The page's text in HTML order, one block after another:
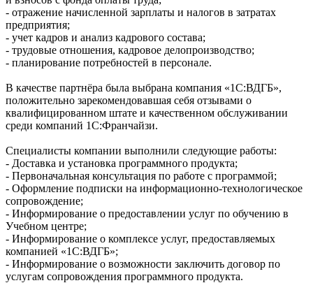
- отражение начисленной зарплаты и налогов в затратах
предприятия;
- учет кадров и анализ кадрового состава;
- трудовые отношения, кадровое делопроизводство;
- планирование потребностей в персонале.
В качестве партнёра была выбрана компания «1С:ВДГБ»,
положительно зарекомендовавшая себя отзывами о
квалифицированном штате и качественном обслуживании
среди компаний 1С:Франчайзи.
Специалисты компании выполнили следующие работы:
- Доставка и установка программного продукта;
- Первоначальная консультация по работе с программой;
- Оформление подписки на информационно-технологическое
сопровождение;
- Информирование о предоставлении услуг по обучению в
Учебном центре;
- Информирование о комплексе услуг, предоставляемых
компанией «1С:ВДГБ»;
- Информирование о возможности заключить договор по
услугам сопровождения программного продукта.